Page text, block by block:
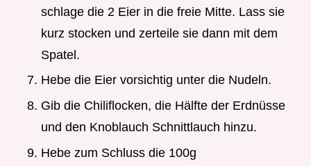
schlage die 2 Eier in die freie Mitte. Lass sie
kurz stocken und zerteile sie dann mit dem
Spatel.
Hebe die Eier vorsichtig unter die Nudeln.
Gib die Chiliflocken, die Hälfte der Erdnüsse
und den Knoblauch Schnittlauch hinzu.
Hebe zum Schluss die 100g